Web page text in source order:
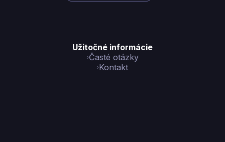
Užitočné informácie
Časté otázky
Kontakt